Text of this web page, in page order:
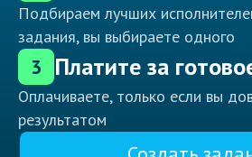
Подбираем лучших
задания, вы выбираете одного
3 Платите за
Оплачиваете, только если вы
результатом